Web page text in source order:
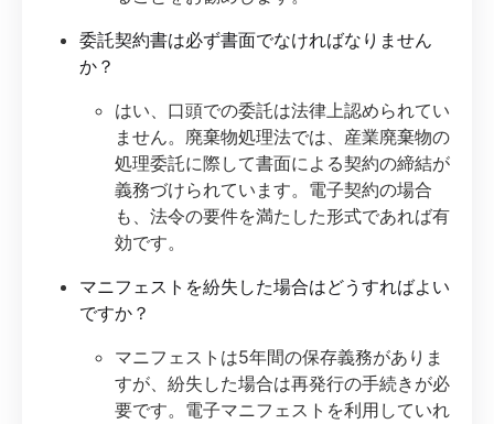
委託契約書は必ず書面でなければなりません
か？
はい、口頭での委託は法律上認められてい
ません。廃棄物処理法では、産業廃棄物の
処理委託に際して書面による契約の締結が
義務づけられています。電子契約の場合
も、法令の要件を満たした形式であれば有
効です。
マニフェストを紛失した場合はどうすればよい
ですか？
マニフェストは5年間の保存義務がありま
すが、紛失した場合は再発行の手続きが必
要です。電子マニフェストを利用していれ